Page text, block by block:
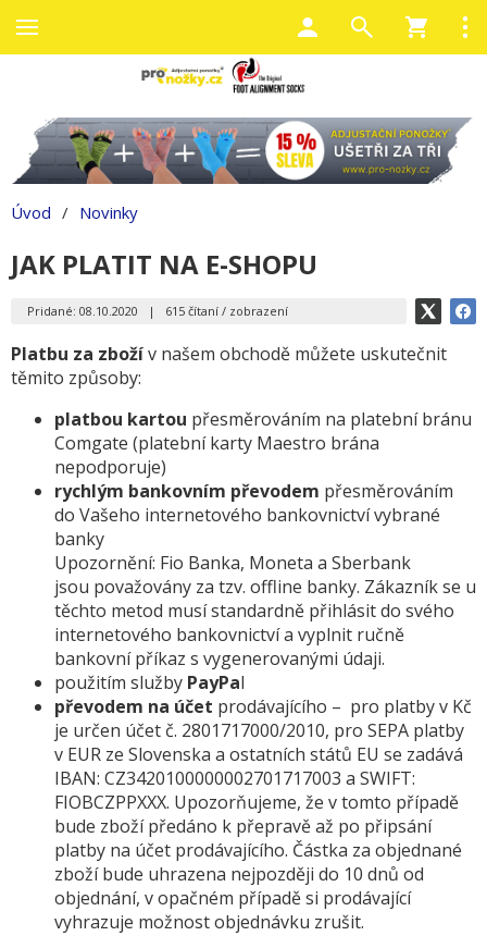
Úvod / Novinky
JAK PLATIT NA E-SHOPU
Pridané: 08.10.2020 | 615 čítaní / zobrazení
Platbu za zbožív našem obchodě můžete uskutečnit
těmito způsoby:
platbou kartou přesměrováním na platební bránu
Comgate (platební karty Maestro brána
nepodporuje)
rychlým bankovním převodem přesměrováním
do Vašeho internetového bankovnictví vybrané
banky
Upozornění: Fio Banka, Moneta a Sberbank
jsou považovány za tzv. offline banky. Zákazník se u
těchto metod musí standardně přihlásit do svého
internetového bankovnictví a vyplnit ručně
bankovní příkaz s vygenerovanými údaji.
použitím služby PayPal
převodem na účet prodávajícího – pro platby v Kč
je určen účet č. 2801717000/2010, pro SEPA platby
v EUR ze Slovenska a ostatních států EU se zadává
IBAN: CZ3420100000002701717003 a SWIFT:
FIOBCZPPXXX. Upozorňujeme, že v tomto případě
bude zboží předáno k přepravě až po připsání
platby na účet prodávajícího. Částka za objednané
zboží bude uhrazena nejpozději do 10 dnů od
objednání, v opačném případě si prodávající
vyhrazuje možnost objednávku zrušit.